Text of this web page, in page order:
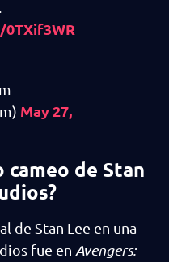
May 27,
de Stan
de Stan Lee en una
fue en Avengers: